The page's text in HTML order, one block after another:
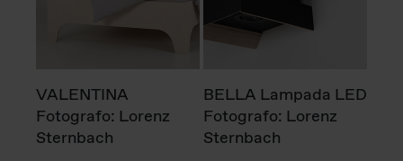
VALENTINA
Fotografo: Lorenz
Sternbach
BELLA Lampada LED
Fotografo: Lorenz
Sternbach